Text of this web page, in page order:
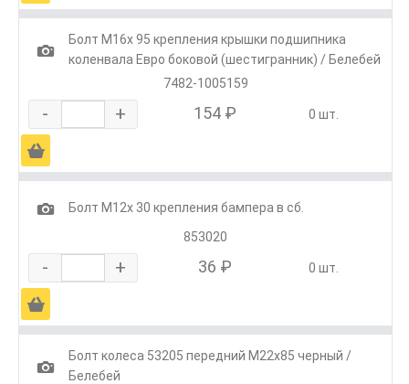
1
Болт М16х 95 крепления крышки подшипника
коленвала Евро боковой (шестигранник) / Белебей
7482-1005159
- + 154 ₽ 0 шт.
Ä
1
Болт М12х 30 крепления бампера в сб.
853020
- + 36 ₽ 0 шт.
Ä
1
Болт колеса 53205 передний М22х85 черный /
Белебей